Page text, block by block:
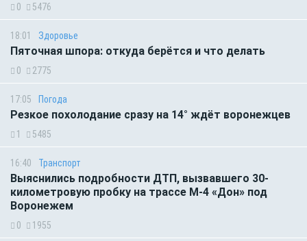
0 5476
18:01 Здоровье
Пяточная шпора: откуда берётся и что делать
0 2775
17:05 Погода
Резкое похолодание сразу на 14° ждёт воронежцев
1 5485
16:40 Транспорт
Выяснились подробности ДТП, вызвавшего 30-
километровую пробку на трассе М-4 «Дон» под
Воронежем
0 1955